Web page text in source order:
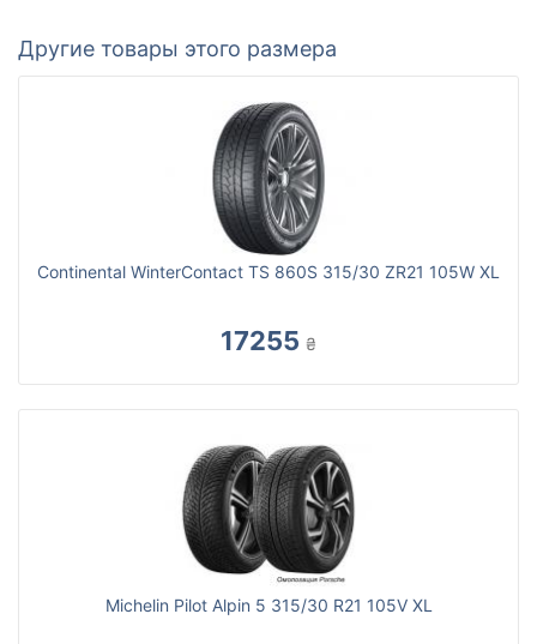
Другие товары этого размера
Continental WinterContact TS 860S 315/30 ZR21 105W XL
17255 ₴
Michelin Pilot Alpin 5 315/30 R21 105V XL